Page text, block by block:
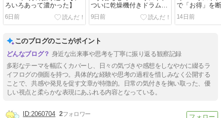
ろいろあって濃かった】
6日前
ついに乾燥機付きドラム式
洗濯機を買う
9日前
で「お得」を
げ交渉に成功
14日前
このブログのここがポイント
身近な出来事や思考を丁寧に振り返る観察記録
多彩なテーマを幅広くカバーし、日々の気づきや感想をしなやかに綴るラ
イフログの側面を持つ。具体的な経験や思考の過程を惜しみなく公開する
ことで、共感や発見を促す文章が特徴的。日常の気付きを掬い取った、優
しい視点と柔らかな表現にあふれる内容となっている。
2060704 2